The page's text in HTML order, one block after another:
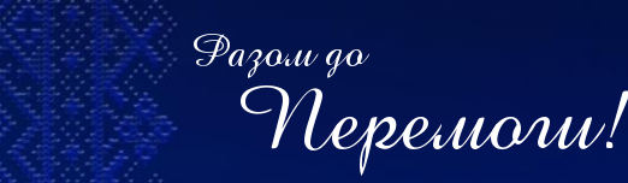
Разом до
Перемоги!